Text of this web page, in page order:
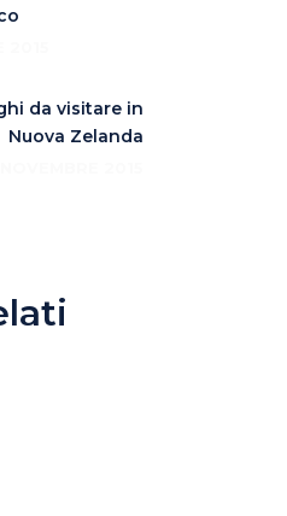
da visitare in
Nuova Zelanda